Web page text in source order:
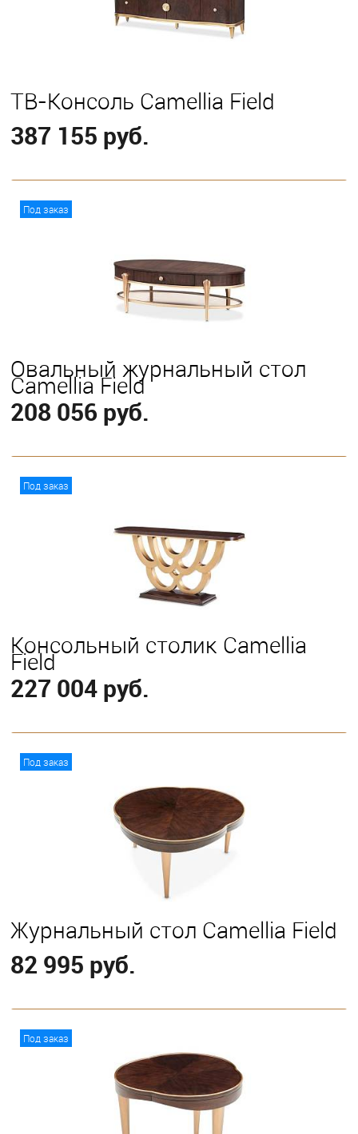
ТВ-Консоль Camellia Field
387 155 руб.
Под заказ
Овальный журнальный стол
Camellia Field
208 056 руб.
Под заказ
Консольный столик Camellia
Field
227 004 руб.
Под заказ
Журнальный стол Camellia Field
82 995 руб.
Под заказ